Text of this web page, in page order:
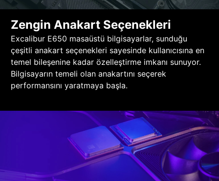
Zengin Anakart Seçenekleri
Excalibur E650 masaüstü bilgisayarlar, sunduğu
çeşitli anakart seçenekleri sayesinde kullanıcısına en
temel bileşenine kadar özelleştirme imkanı sunuyor.
Bilgisayarın temeli olan anakartını seçerek
performansını yaratmaya başla.